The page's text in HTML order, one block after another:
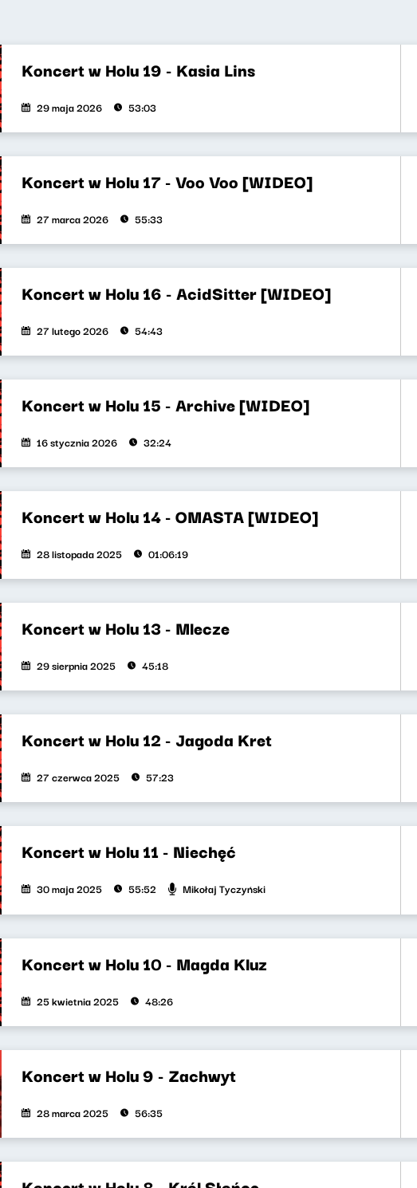
Koncert w Holu 19 - Kasia Lins
29 maja 2026 53:03
Koncert w Holu 17 - Voo Voo [WIDEO]
27 marca 2026 55:33
Koncert w Holu 16 - AcidSitter [WIDEO]
27 lutego 2026 54:43
Koncert w Holu 15 - Archive [WIDEO]
16 stycznia 2026 32:24
Koncert w Holu 14 - OMASTA [WIDEO]
28 listopada 2025 01:06:19
Koncert w Holu 13 - Mlecze
29 sierpnia 2025 45:18
Koncert w Holu 12 - Jagoda Kret
27 czerwca 2025 57:23
Koncert w Holu 11 - Niechęć
30 maja 2025 55:52 Mikołaj Tyczyński
Koncert w Holu 10 - Magda Kluz
25 kwietnia 2025 48:26
Koncert w Holu 9 - Zachwyt
28 marca 2025 56:35